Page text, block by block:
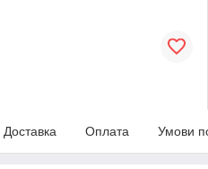
Доставка Оплата Умови